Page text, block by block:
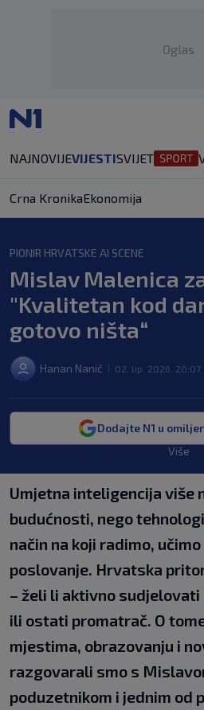
Oglas
NAJNOVIJEVIJESTISVIJET
Crna KronikaEkonomija
PIONIR HRVATSKE AI SCENE
Mislav Malenica
"Kvalitetan kod
gotovo ništa“
Hanan Nanić 02. lip. 2026. 20:07
Dodajte N1 u
Više
Umjetna inteligencija više
budućnosti, nego
način na koji radimo,
poslovanje. Hrvatska
– želi li aktivno
ili ostati promatrač. O
mjestima, obrazovanju i
razgovarali smo s
poduzetnikom i jednim od